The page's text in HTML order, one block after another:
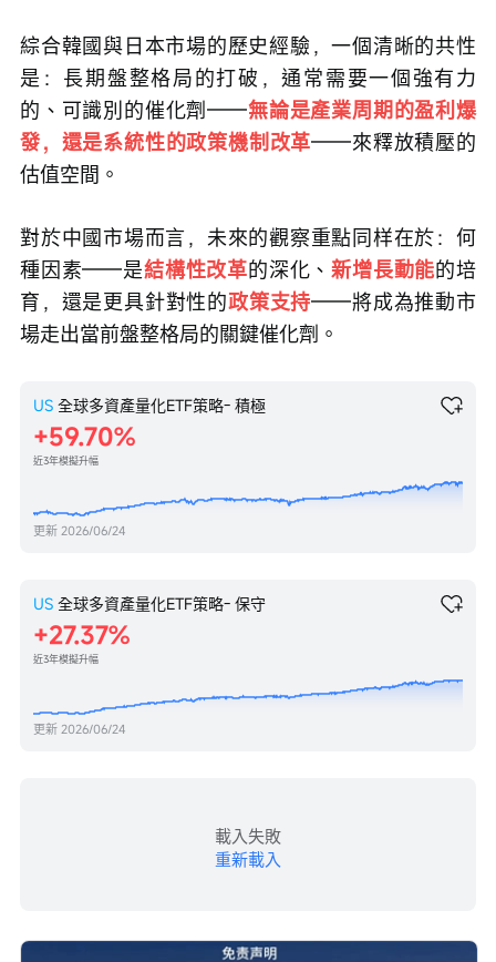
綜合韓國與日本市場的歷史經驗，一個清晰的共性
是：長期盤整格局的打破，通常需要一個強有力
的、可識別的催化劑——無論是產業周期的盈利爆
發，還是系統性的政策機制改革——來釋放積壓的
估值空間。
對於中國市場而言，未來的觀察重點同样在於：何
種因素——是結構性改革的深化、新增長動能的培
育，還是更具針對性的政策支持——將成為推動市
場走出當前盤整格局的關鍵催化劑。
US 全球多資產量化ETF策略- 積極
59.70%
近3年模擬升幅
更新 2026/06/24
US 全球多資產量化ETF策略- 保守
27.37%
近3年模擬升幅
更新 2026/06/24
載入失敗
重新載入